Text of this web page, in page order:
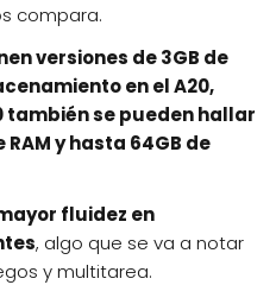
compara.
versiones de 3GB de
en el A20,
también se pueden hallar
y hasta 64GB de
fluidez en
, algo que se va a notar
y multitarea.